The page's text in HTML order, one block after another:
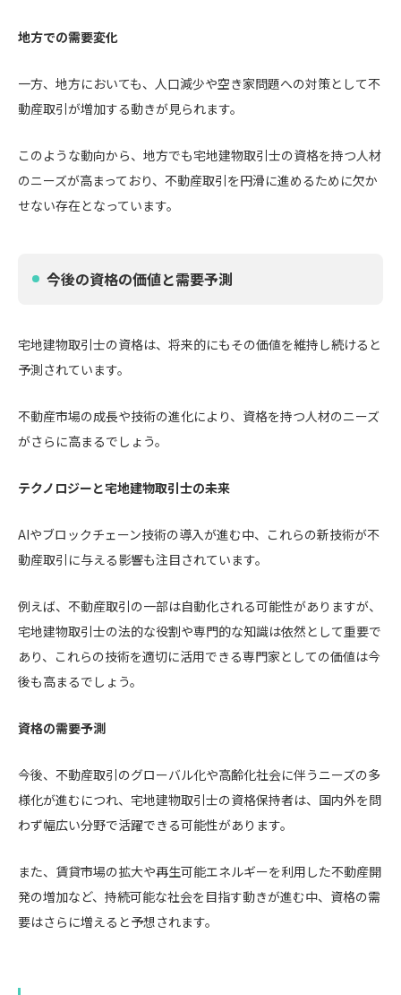
地方での需要変化
一方、地方においても、人口減少や空き家問題への対策として不
動産取引が増加する動きが見られます。
このような動向から、地方でも宅地建物取引士の資格を持つ人材
のニーズが高まっており、不動産取引を円滑に進めるために欠か
せない存在となっています。
今後の資格の価値と需要予測
宅地建物取引士の資格は、将来的にもその価値を維持し続けると
予測されています。
不動産市場の成長や技術の進化により、資格を持つ人材のニーズ
がさらに高まるでしょう。
テクノロジーと宅地建物取引士の未来
AIやブロックチェーン技術の導入が進む中、これらの新技術が不
動産取引に与える影響も注目されています。
例えば、不動産取引の一部は自動化される可能性がありますが、
宅地建物取引士の法的な役割や専門的な知識は依然として重要で
あり、これらの技術を適切に活用できる専門家としての価値は今
後も高まるでしょう。
資格の需要予測
今後、不動産取引のグローバル化や高齢化社会に伴うニーズの多
様化が進むにつれ、宅地建物取引士の資格保持者は、国内外を問
わず幅広い分野で活躍できる可能性があります。
また、賃貸市場の拡大や再生可能エネルギーを利用した不動産開
発の増加など、持続可能な社会を目指す動きが進む中、資格の需
要はさらに増えると予想されます。